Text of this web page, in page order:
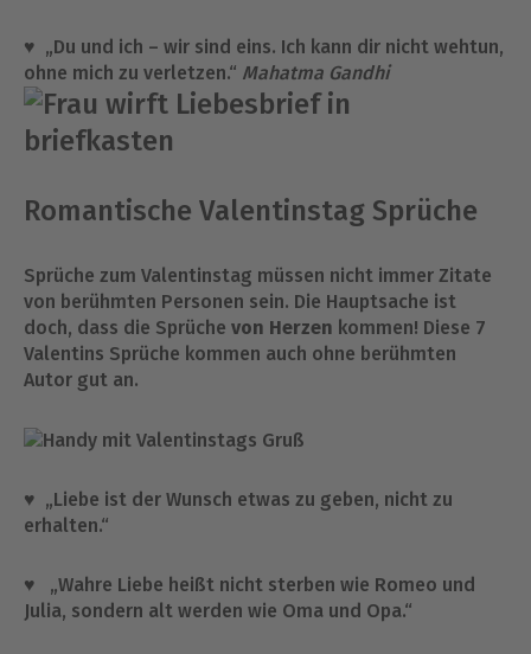
♥ „Du und ich – wir sind eins. Ich kann dir nicht wehtun,
ohne mich zu verletzen.“ Mahatma Gandhi
Romantische Valentinstag Sprüche
Sprüche zum Valentinstag müssen nicht immer Zitate
von berühmten Personen sein. Die Hauptsache ist
doch, dass die Sprüche von Herzen kommen! Diese 7
Valentins Sprüche kommen auch ohne berühmten
Autor gut an.
♥ „Liebe ist der Wunsch etwas zu geben, nicht zu
erhalten.“
♥ „Wahre Liebe heißt nicht sterben wie Romeo und
Julia, sondern alt werden wie Oma und Opa.“